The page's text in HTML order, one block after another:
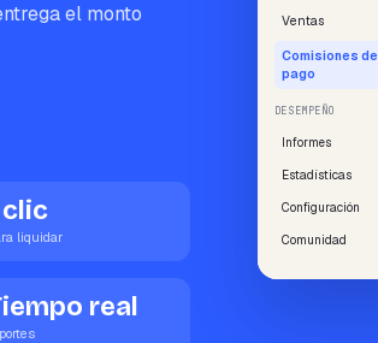
el monto
clic
liquidar
real
Ventas
Comisiones de
pago
DESEMPEÑO
Informes
Estadísticas
Configuración
Comunidad